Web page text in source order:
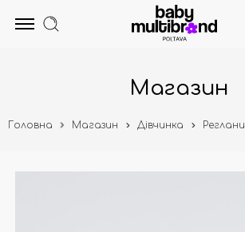
Магазин
Головна Магазин Дівчинка Реглани